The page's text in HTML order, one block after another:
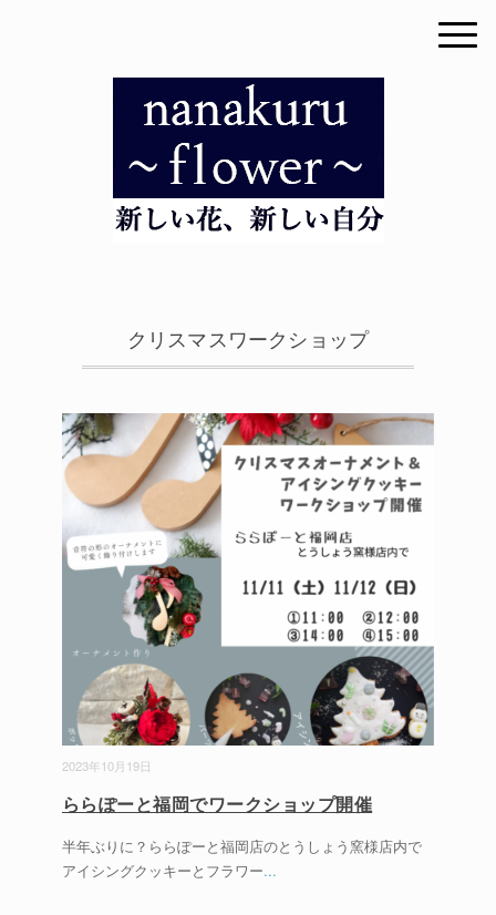
クリスマスワークショップ
2023年10月19日
ららぽーと福岡でワークショップ開催
半年ぶりに？ららぽーと福岡店のとうしょう窯様店内で
アイシングクッキーとフラワー...